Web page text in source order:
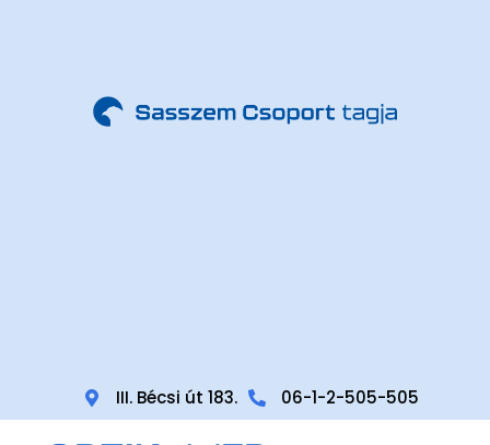
III. Bécsi út 183. 06-1-2-505-505